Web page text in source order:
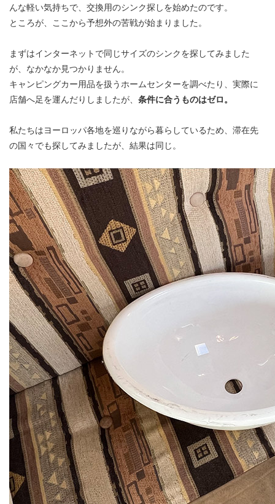
んな軽い気持ちで、交換用のシンク探しを始めたのです。
ところが、ここから予想外の苦戦が始まりました。
まずはインターネットで同じサイズのシンクを探してみました
が、なかなか見つかりません。
キャンピングカー用品を扱うホームセンターを調べたり、実際に
店舗へ足を運んだりしましたが、 条件に合うものはゼロ。
私たちはヨーロッパ各地を巡りながら暮らしているため、滞在先
の国々でも探してみましたが、結果は同じ。